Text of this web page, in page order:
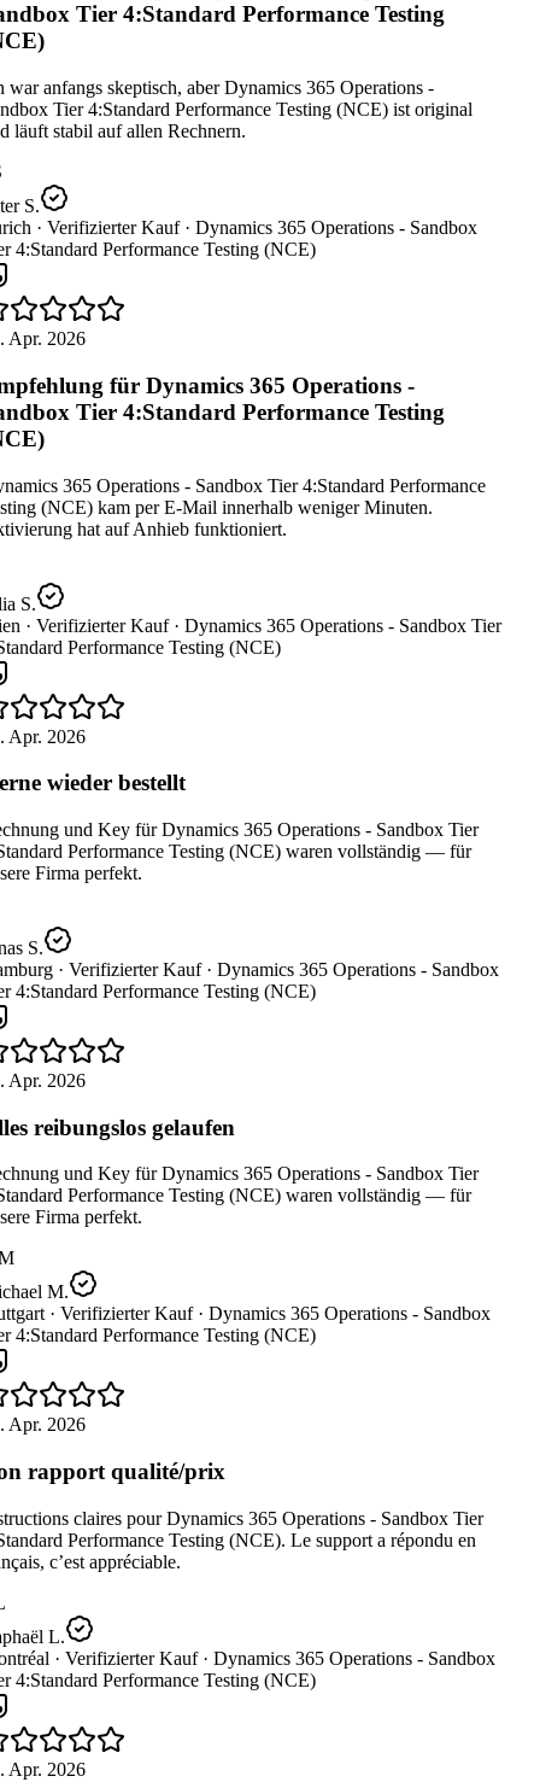
Tier 4:Standard Performance Testing
anfangs skeptisch, aber Dynamics 365 Operations -
Tier 4:Standard Performance Testing (NCE) ist original
läuft stabil auf allen Rechnern.
S.
· Verifizierter Kauf · Dynamics 365 Operations - Sandbox
4:Standard Performance Testing (NCE)
Apr. 2026
für Dynamics 365 Operations -
Tier 4:Standard Performance Testing
365 Operations - Sandbox Tier 4:Standard Performance
(NCE) kam per E-Mail innerhalb weniger Minuten.
hat auf Anhieb funktioniert.
S.
· Verifizierter Kauf · Dynamics 365 Operations - Sandbox Tier
Performance Testing (NCE)
Apr. 2026
wieder bestellt
und Key für Dynamics 365 Operations - Sandbox Tier
Performance Testing (NCE) waren vollständig — für
Firma perfekt.
S.
· Verifizierter Kauf · Dynamics 365 Operations - Sandbox
4:Standard Performance Testing (NCE)
Apr. 2026
reibungslos gelaufen
und Key für Dynamics 365 Operations - Sandbox Tier
Performance Testing (NCE) waren vollständig — für
Firma perfekt.
M.
· Verifizierter Kauf · Dynamics 365 Operations - Sandbox
4:Standard Performance Testing (NCE)
Apr. 2026
rapport qualité/prix
claires pour Dynamics 365 Operations - Sandbox Tier
Performance Testing (NCE). Le support a répondu en
c’est appréciable.
L.
· Verifizierter Kauf · Dynamics 365 Operations - Sandbox
4:Standard Performance Testing (NCE)
Apr. 2026